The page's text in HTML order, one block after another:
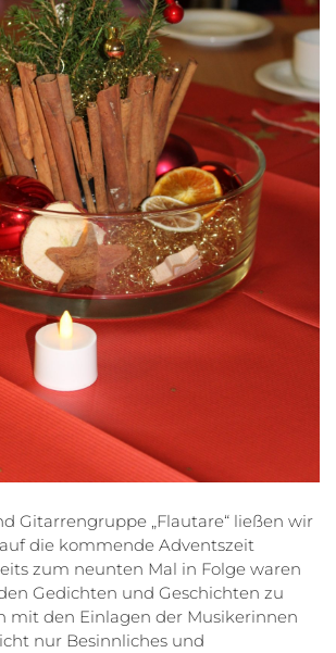
Gitarrengruppe „Flautare“ ließen wir
die kommende Adventszeit
zum neunten Mal in Folge waren
Gedichten und Geschichten zu
mit den Einlagen der Musikerinnen
nur Besinnliches und